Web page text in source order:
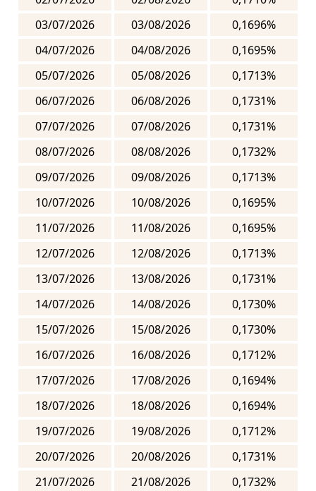
03/07/2026
03/08/2026
0,1696%
04/07/2026
04/08/2026
0,1695%
05/07/2026
05/08/2026
0,1713%
06/07/2026
06/08/2026
0,1731%
07/07/2026
07/08/2026
0,1731%
08/07/2026
08/08/2026
0,1732%
09/07/2026
09/08/2026
0,1713%
10/07/2026
10/08/2026
0,1695%
11/07/2026
11/08/2026
0,1695%
12/07/2026
12/08/2026
0,1713%
13/07/2026
13/08/2026
0,1731%
14/07/2026
14/08/2026
0,1730%
15/07/2026
15/08/2026
0,1730%
16/07/2026
16/08/2026
0,1712%
17/07/2026
17/08/2026
0,1694%
18/07/2026
18/08/2026
0,1694%
19/07/2026
19/08/2026
0,1712%
20/07/2026
20/08/2026
0,1731%
21/07/2026
21/08/2026
0,1732%